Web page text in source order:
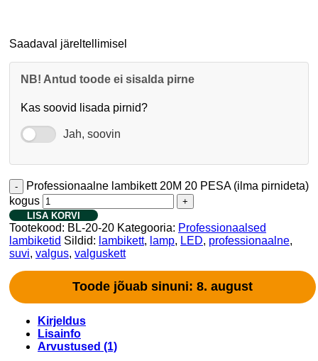
Saadaval järeltellimisel
NB! Antud toode ei sisalda pirne
Kas soovid lisada pirnid?
Jah, soovin
Professionaalne lambikett 20M 20 PESA (ilma pirnideta)
kogus
LISA KORVI
Tootekood: BL-20-20 Kategooria: Professionaalsed
lambiketid Sildid: lambikett, lamp, LED, professionaalne,
suvi, valgus, valguskett
Toode jõuab sinuni: 8. august
Kirjeldus
Lisainfo
Arvustused (1)